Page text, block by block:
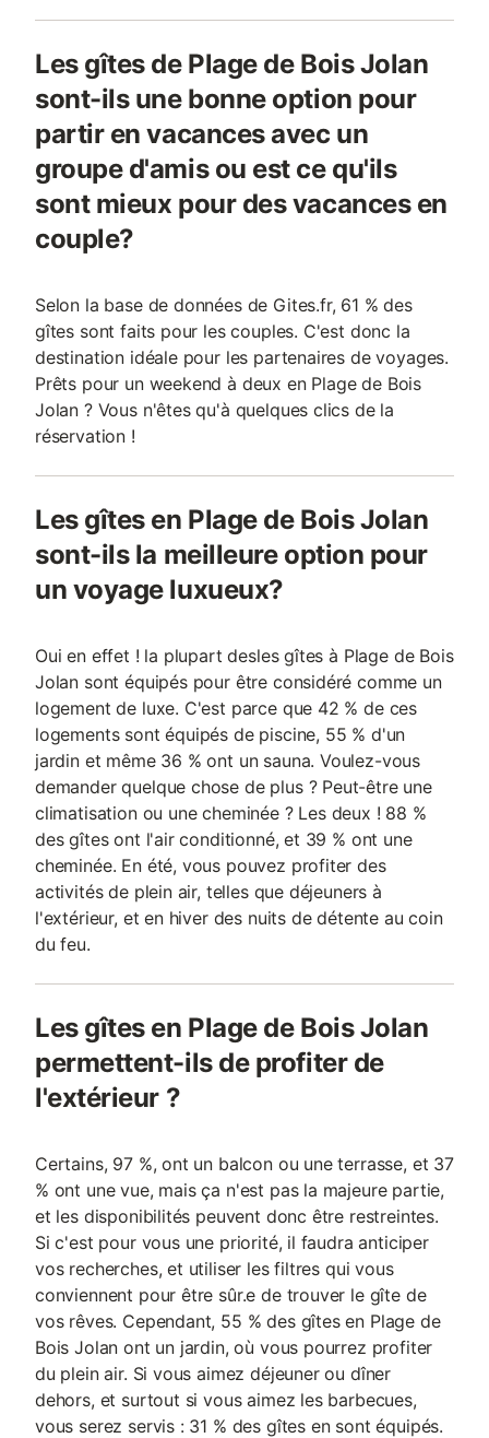
Les gîtes de Plage de Bois Jolan
sont-ils une bonne option pour
partir en vacances avec un
groupe d'amis ou est ce qu'ils
sont mieux pour des vacances en
couple?
Selon la base de données de Gites.fr, 61 % des
gîtes sont faits pour les couples. C'est donc la
destination idéale pour les partenaires de voyages.
Prêts pour un weekend à deux en Plage de Bois
Jolan ? Vous n'êtes qu'à quelques clics de la
réservation !
Les gîtes en Plage de Bois Jolan
sont-ils la meilleure option pour
un voyage luxueux?
Oui en effet ! la plupart desles gîtes à Plage de Bois
Jolan sont équipés pour être considéré comme un
logement de luxe. C'est parce que 42 % de ces
logements sont équipés de piscine, 55 % d'un
jardin et même 36 % ont un sauna. Voulez-vous
demander quelque chose de plus ? Peut-être une
climatisation ou une cheminée ? Les deux ! 88 %
des gîtes ont l'air conditionné, et 39 % ont une
cheminée. En été, vous pouvez profiter des
activités de plein air, telles que déjeuners à
l'extérieur, et en hiver des nuits de détente au coin
du feu.
Les gîtes en Plage de Bois Jolan
permettent-ils de profiter de
l'extérieur ?
Certains, 97 %, ont un balcon ou une terrasse, et 37
% ont une vue, mais ça n'est pas la majeure partie,
et les disponibilités peuvent donc être restreintes.
Si c'est pour vous une priorité, il faudra anticiper
vos recherches, et utiliser les filtres qui vous
conviennent pour être sûr.e de trouver le gîte de
vos rêves. Cependant, 55 % des gîtes en Plage de
Bois Jolan ont un jardin, où vous pourrez profiter
du plein air. Si vous aimez déjeuner ou dîner
dehors, et surtout si vous aimez les barbecues,
vous serez servis : 31 % des gîtes en sont équipés.